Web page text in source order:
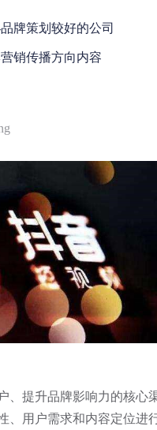
牌策划较好的公司
销传播方向内容
、提升品牌影响力的核心
、用户需求和内容定位进